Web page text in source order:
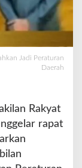
Jadi Peraturan
Daerah
Rakyat
rapat